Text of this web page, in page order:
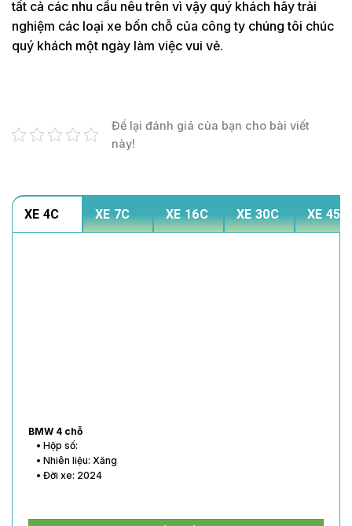
tất cả các nhu cầu nêu trên vì vậy quý khách hãy trải
nghiệm các loại xe bốn chỗ của công ty chúng tôi chúc
quý khách một ngày làm việc vui vẻ.
Để lại đánh giá của bạn cho bài viết
này!
XE 4C XE 7C XE 16C XE 30C XE 45C
BMW 4 chỗ
• Hộp số:
• Nhiên liệu: Xăng
• Đời xe: 2024